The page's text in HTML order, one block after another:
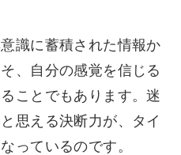
識に蓄積された情報か
、自分の感覚を信じる
ことでもあります。迷
思える決断力が、タイ
っているのです。